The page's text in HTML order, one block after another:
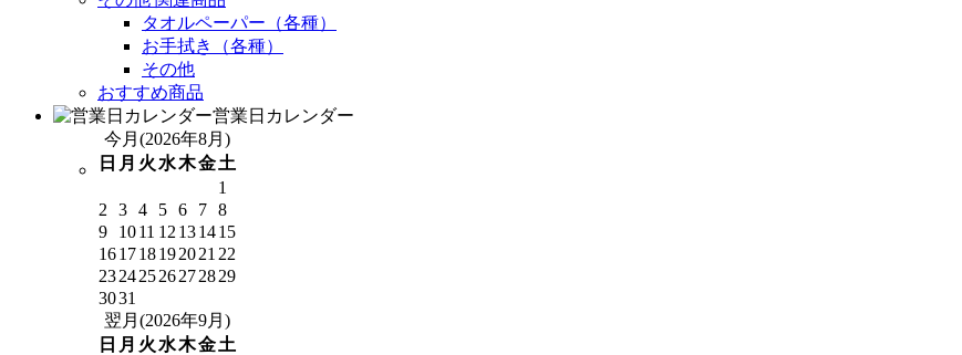
タオルペーパー（各種）
お手拭き（各種）
その他
おすすめ商品
営業日カレンダー
今月(2026年8月)
日 月 火 水木金土
1
2
3 4 5 6 7 8
9
1011 12 131415
161718192021 22
23242526272829
3031
翌月(2026年9月)
日 月 火 水木金土